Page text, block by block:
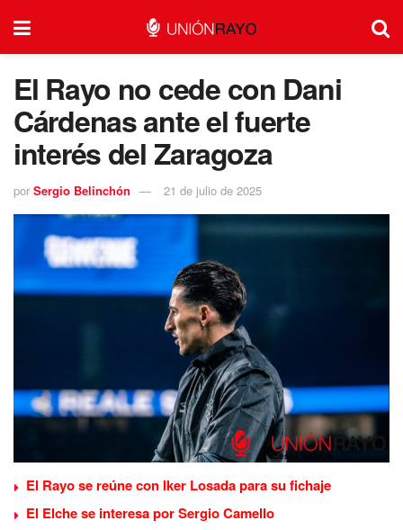
El Rayo no cede con Dani
Cárdenas ante el fuerte
interés del Zaragoza
por Sergio Belinchón 21 de julio de 2025
El Rayo se reúne con Iker Losada para su fichaje
El Elche se interesa por Sergio Camello